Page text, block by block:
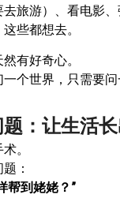
旅游）、看电影
些都想去。
有好奇心。
个世界，只需要
：让生活
。
：
帮到姥姥？”